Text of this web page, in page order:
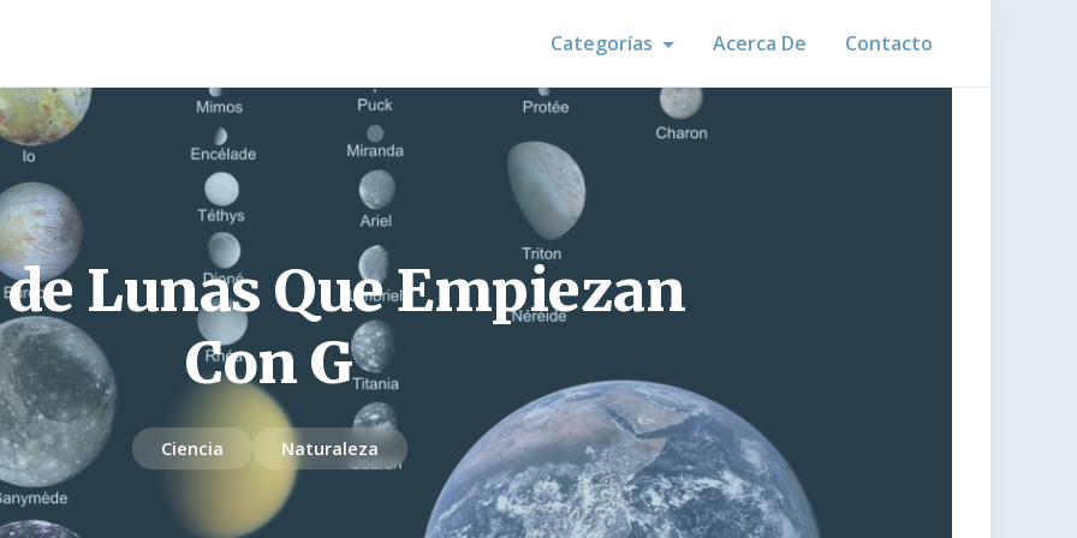
Categorías Acerca De Contacto
Lunas Que Empiezan
Con G
Ciencia Naturaleza